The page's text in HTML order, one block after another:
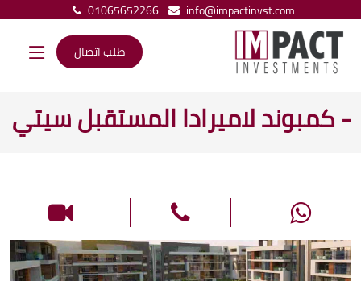
01065652266
info@impactinvst.com
طلب اتصال
- كمبوند لاميرادا المستقبل سيتي